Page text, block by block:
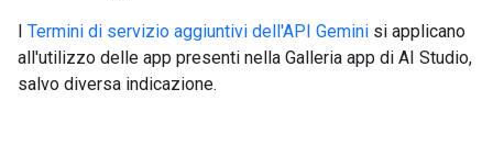
I Termini di servizio aggiuntivi dell'API Gemini si applicano
all'utilizzo delle app presenti nella Galleria app di AI Studio,
salvo diversa indicazione.